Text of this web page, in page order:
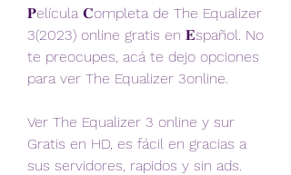
𝐏elícula 𝐂ompleta de The Equalizer
3(2023) online gratis en 𝐄spañol. No
te preocupes, acá te dejo opciones
para ver The Equalizer 3online.
Ver The Equalizer 3 online y sur
Gratis en HD, es fácil en gracias a
sus servidores, rapidos y sin ads.